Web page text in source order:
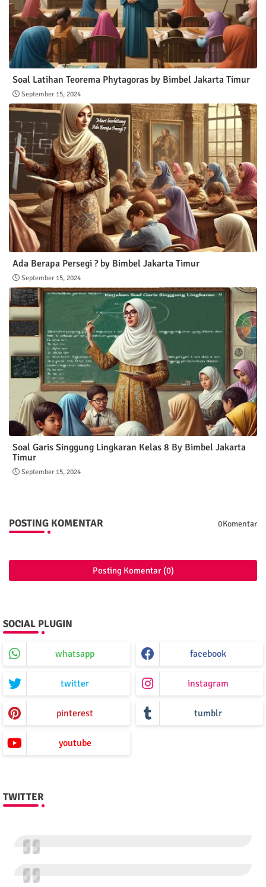
Soal Latihan Teorema Phytagoras by Bimbel Jakarta Timur
September 15, 2024
Ada Berapa Persegi ? by Bimbel Jakarta Timur
September 15, 2024
Soal Garis Singgung Lingkaran Kelas 8 By Bimbel Jakarta
Timur
September 15, 2024
POSTING KOMENTAR 0Komentar
Posting Komentar (0)
SOCIAL PLUGIN
whatsapp facebook
twitter instagram
pinterest tumblr
youtube
TWITTER